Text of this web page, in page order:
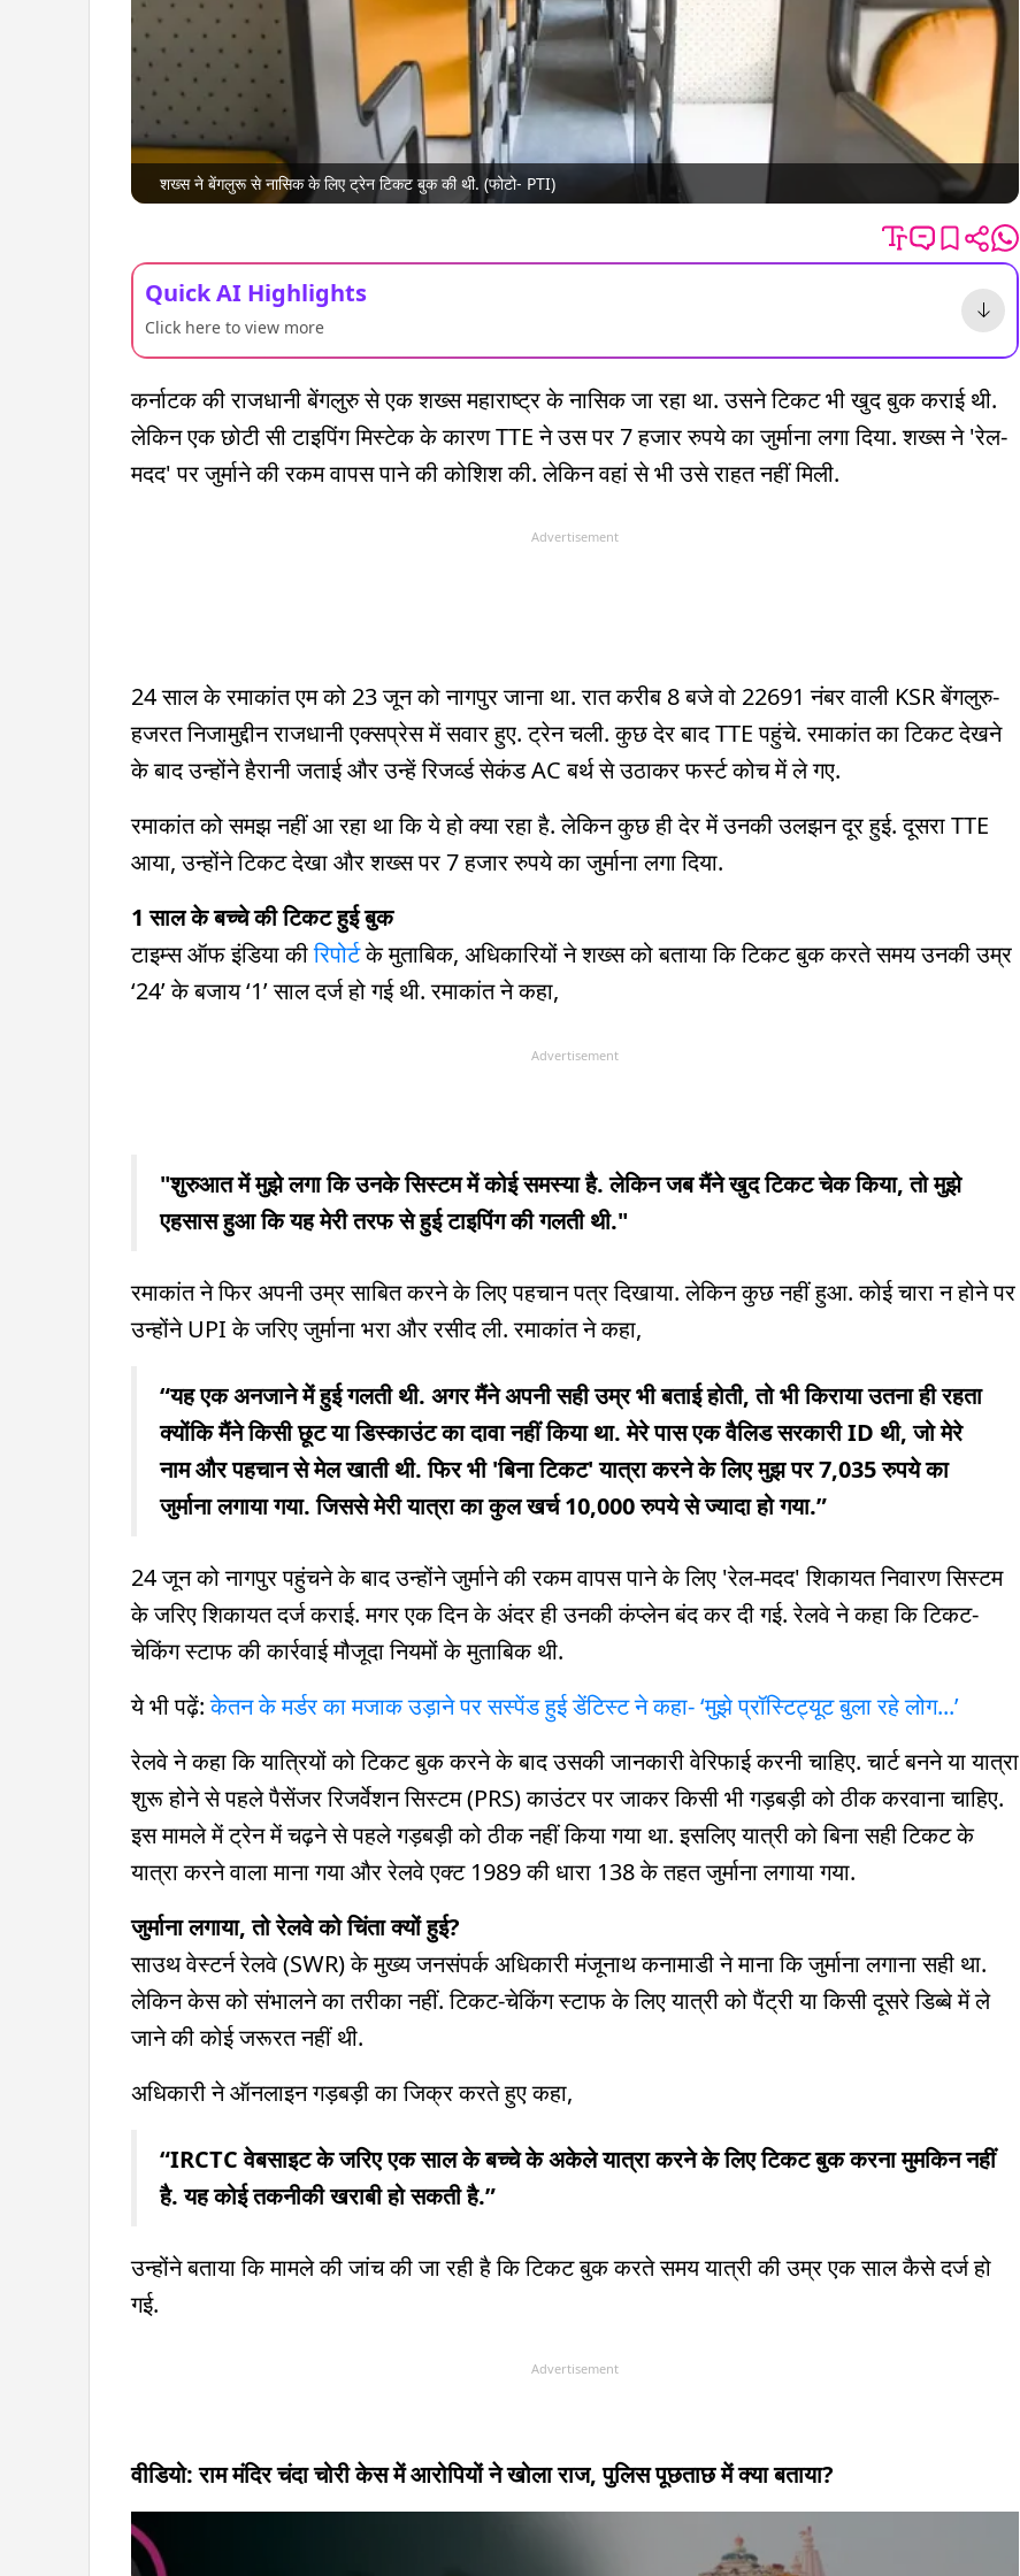
शख्स ने बेंगलुरू से नासिक के लिए ट्रेन टिकट बुक की थी. (फोटो- PTI)
Quick AI Highlights
Click here to view more
कर्नाटक की राजधानी बेंगलुरु से एक शख्स महाराष्ट्र के नासिक जा रहा था. उसने टिकट भी खुद बुक कराई थी.
लेकिन एक छोटी सी टाइपिंग मिस्टेक के कारण TTE ने उस पर 7 हजार रुपये का जुर्माना लगा दिया. शख्स ने 'रेल-
मदद' पर जुर्माने की रकम वापस पाने की कोशिश की. लेकिन वहां से भी उसे राहत नहीं मिली.
Advertisement
24 साल के रमाकांत एम को 23 जून को नागपुर जाना था. रात करीब 8 बजे वो 22691 नंबर वाली KSR बेंगलुरु-
हजरत निजामुद्दीन राजधानी एक्सप्रेस में सवार हुए. ट्रेन चली. कुछ देर बाद TTE पहुंचे. रमाकांत का टिकट देखने
के बाद उन्होंने हैरानी जताई और उन्हें रिजर्व्ड सेकंड AC बर्थ से उठाकर फर्स्ट कोच में ले गए.
रमाकांत को समझ नहीं आ रहा था कि ये हो क्या रहा है. लेकिन कुछ ही देर में उनकी उलझन दूर हुई. दूसरा TTE
आया, उन्होंने टिकट देखा और शख्स पर 7 हजार रुपये का जुर्माना लगा दिया.
1 साल के बच्चे की टिकट हुई बुक
टाइम्स ऑफ इंडिया कीरिपोर्टके मुताबिक, अधिकारियों ने शख्स को बताया कि टिकट बुक करते समय उनकी उम्र
‘24’ के बजाय ‘1’ साल दर्ज हो गई थी. रमाकांत ने कहा,
Advertisement
"शुरुआत में मुझे लगा कि उनके सिस्टम में कोई समस्या है. लेकिन जब मैंने खुद टिकट चेक किया, तो मुझे
एहसास हुआ कि यह मेरी तरफ से हुई टाइपिंग की गलती थी."
रमाकांत ने फिर अपनी उम्र साबित करने के लिए पहचान पत्र दिखाया. लेकिन कुछ नहीं हुआ. कोई चारा न होने पर
उन्होंने UPI के जरिए जुर्माना भरा और रसीद ली. रमाकांत ने कहा,
“यह एक अनजाने में हुई गलती थी. अगर मैंने अपनी सही उम्र भी बताई होती, तो भी किराया उतना ही रहता
क्योंकि मैंने किसी छूट या डिस्काउंट का दावा नहीं किया था. मेरे पास एक वैलिड सरकारी ID थी, जो मेरे
नाम और पहचान से मेल खाती थी. फिर भी 'बिना टिकट' यात्रा करने के लिए मुझ पर 7,035 रुपये का
जुर्माना लगाया गया. जिससे मेरी यात्रा का कुल खर्च 10,000 रुपये से ज्यादा हो गया.”
24 जून को नागपुर पहुंचने के बाद उन्होंने जुर्माने की रकम वापस पाने के लिए 'रेल-मदद' शिकायत निवारण सिस्टम
के जरिए शिकायत दर्ज कराई. मगर एक दिन के अंदर ही उनकी कंप्लेन बंद कर दी गई. रेलवे ने कहा कि टिकट-
चेकिंग स्टाफ की कार्रवाई मौजूदा नियमों के मुताबिक थी.
ये भी पढ़ें:केतन के मर्डर का मजाक उड़ाने पर सस्पेंड हुई डेंटिस्ट ने कहा- ‘मुझे प्रॉस्टिट्यूट बुला रहे लोग...’
रेलवे ने कहा कि यात्रियों को टिकट बुक करने के बाद उसकी जानकारी वेरिफाई करनी चाहिए. चार्ट बनने या यात्रा
शुरू होने से पहले पैसेंजर रिजर्वेशन सिस्टम (PRS) काउंटर पर जाकर किसी भी गड़बड़ी को ठीक करवाना चाहिए.
इस मामले में ट्रेन में चढ़ने से पहले गड़बड़ी को ठीक नहीं किया गया था. इसलिए यात्री को बिना सही टिकट के
यात्रा करने वाला माना गया और रेलवे एक्ट 1989 की धारा 138 के तहत जुर्माना लगाया गया.
जुर्माना लगाया, तो रेलवे को चिंता क्यों हुई?
साउथ वेस्टर्न रेलवे (SWR) के मुख्य जनसंपर्क अधिकारी मंजूनाथ कनामाडी ने माना कि जुर्माना लगाना सही था.
लेकिन केस को संभालने का तरीका नहीं. टिकट-चेकिंग स्टाफ के लिए यात्री को पैंट्री या किसी दूसरे डिब्बे में ले
जाने की कोई जरूरत नहीं थी.
अधिकारी ने ऑनलाइन गड़बड़ी का जिक्र करते हुए कहा,
“IRCTC वेबसाइट के जरिए एक साल के बच्चे के अकेले यात्रा करने के लिए टिकट बुक करना मुमकिन नहीं
है. यह कोई तकनीकी खराबी हो सकती है.”
उन्होंने बताया कि मामले की जांच की जा रही है कि टिकट बुक करते समय यात्री की उम्र एक साल कैसे दर्ज हो
गई.
Advertisement
वीडियो: राम मंदिर चंदा चोरी केस में आरोपियों ने खोला राज, पुलिस पूछताछ में क्या बताया?